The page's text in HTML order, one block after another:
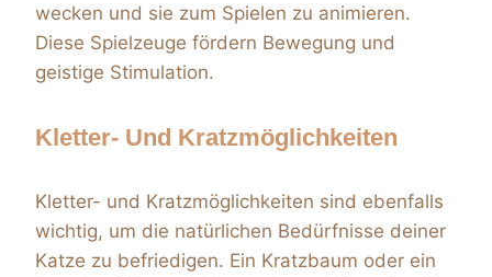
wecken und sie zum Spielen zu animieren.
Diese Spielzeuge fördern Bewegung und
geistige Stimulation.
Kletter- Und Kratzmöglichkeiten
Kletter- und Kratzmöglichkeiten sind ebenfalls
wichtig, um die natürlichen Bedürfnisse deiner
Katze zu befriedigen. Ein Kratzbaum oder ein